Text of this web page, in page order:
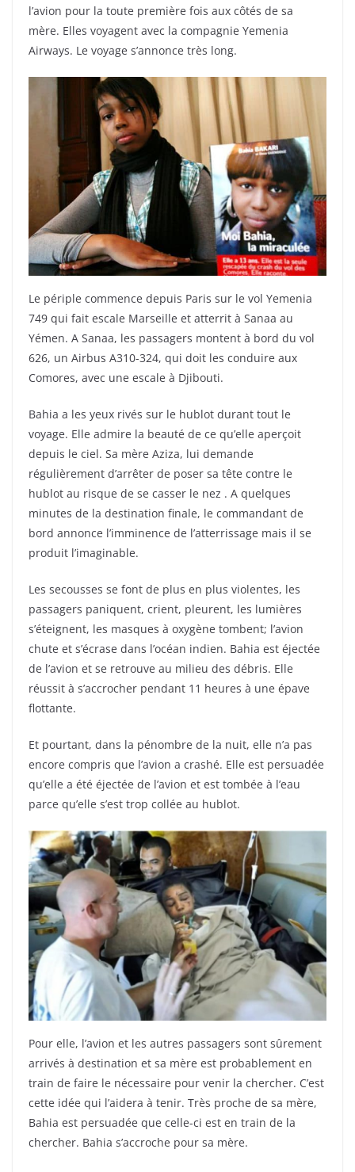
l’avion pour la toute première fois aux côtés de sa
mère. Elles voyagent avec la compagnie Yemenia
Airways. Le voyage s’annonce très long.
Le périple commence depuis Paris sur le vol Yemenia
749 qui fait escale Marseille et atterrit à Sanaa au
Yémen. A Sanaa, les passagers montent à bord du vol
626, un Airbus A310-324, qui doit les conduire aux
Comores, avec une escale à Djibouti.
Bahia a les yeux rivés sur le hublot durant tout le
voyage. Elle admire la beauté de ce qu’elle aperçoit
depuis le ciel. Sa mère Aziza, lui demande
régulièrement d’arrêter de poser sa tête contre le
hublot au risque de se casser le nez . A quelques
minutes de la destination finale, le commandant de
bord annonce l’imminence de l’atterrissage mais il se
produit l’imaginable.
Les secousses se font de plus en plus violentes, les
passagers paniquent, crient, pleurent, les lumières
s’éteignent, les masques à oxygène tombent; l’avion
chute et s’écrase dans l’océan indien. Bahia est éjectée
de l’avion et se retrouve au milieu des débris. Elle
réussit à s’accrocher pendant 11 heures à une épave
flottante.
Et pourtant, dans la pénombre de la nuit, elle n’a pas
encore compris que l’avion a crashé. Elle est persuadée
qu’elle a été éjectée de l’avion et est tombée à l’eau
parce qu’elle s’est trop collée au hublot.
Pour elle, l’avion et les autres passagers sont sûrement
arrivés à destination et sa mère est probablement en
train de faire le nécessaire pour venir la chercher. C’est
cette idée qui l’aidera à tenir. Très proche de sa mère,
Bahia est persuadée que celle-ci est en train de la
chercher. Bahia s’accroche pour sa mère.